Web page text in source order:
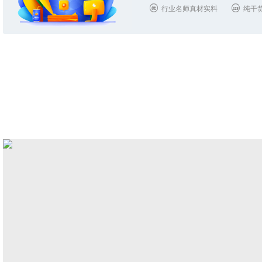
 行业名师真材实料  纯干